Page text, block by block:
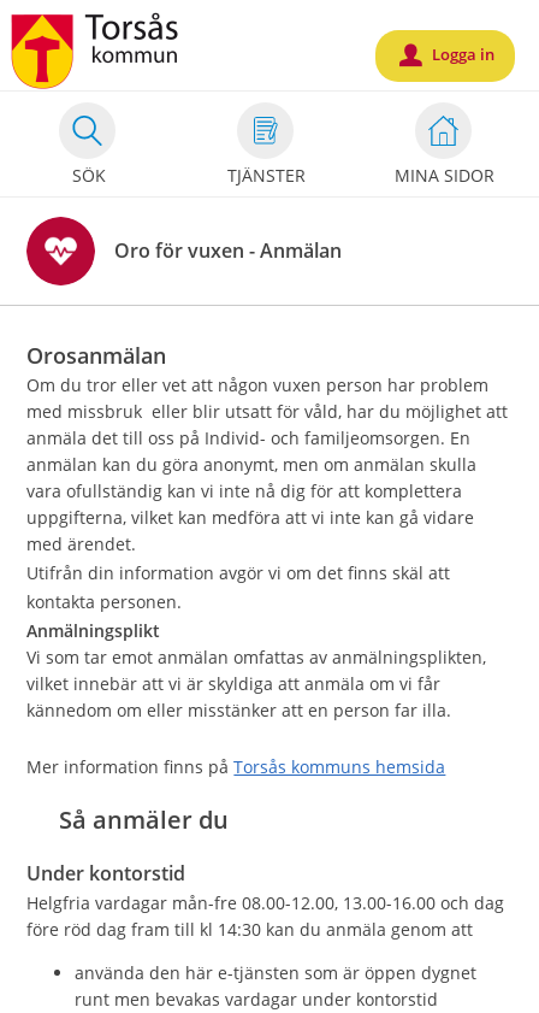
Välkommen
till
Mina
Torsås
kommun
SÖK TJÄNSTER MINA SIDOR
u Logga in
Oro för vuxen - Anmälan
Orosanmälan
Om du tror eller vet att någon vuxen person har problem
med missbruk eller blir utsatt för våld, har du möjlighet att
anmäla det till oss på Individ- och familjeomsorgen. En
anmälan kan du göra anonymt, men om anmälan skulla
vara ofullständig kan vi inte nå dig för att komplettera
uppgifterna, vilket kan medföra att vi inte kan gå vidare
med ärendet.
Utifrån din information avgör vi om det finns skäl att
kontakta personen.
Anmälningsplikt
Vi som tar emot anmälan omfattas av anmälningsplikten,
vilket innebär att vi är skyldiga att anmäla om vi får
kännedom om eller misstänker att en person far illa.
Mer information finns påTorsås kommuns hemsida
Så anmäler du
Under kontorstid
Helgfria vardagar mån-fre 08.00-12.00, 13.00-16.00 och dag
före röd dag fram till kl 14:30 kan du anmäla genom att
använda den här e-tjänsten som är öppen dygnet
runt men bevakas vardagar under kontorstid